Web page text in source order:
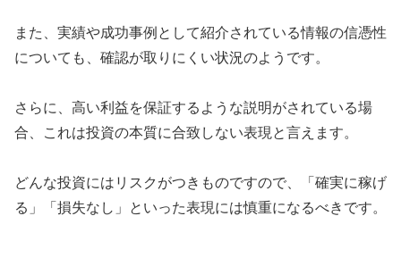
また、実績や成功事例として紹介されている情報の信憑性
についても、確認が取りにくい状況のようです。
さらに、高い利益を保証するような説明がされている場
合、これは投資の本質に合致しない表現と言えます。
どんな投資にはリスクがつきものですので、「確実に稼げ
る」「損失なし」といった表現には慎重になるべきです。